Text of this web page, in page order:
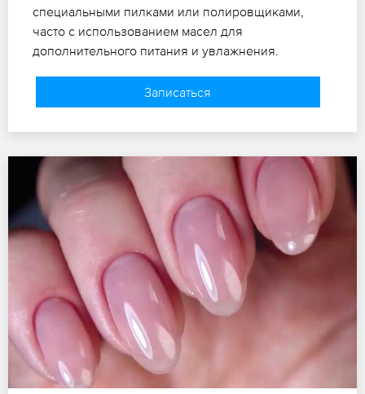
специальными пилками или полировщиками,
часто с использованием масел для
дополнительного питания и увлажнения.
Записаться